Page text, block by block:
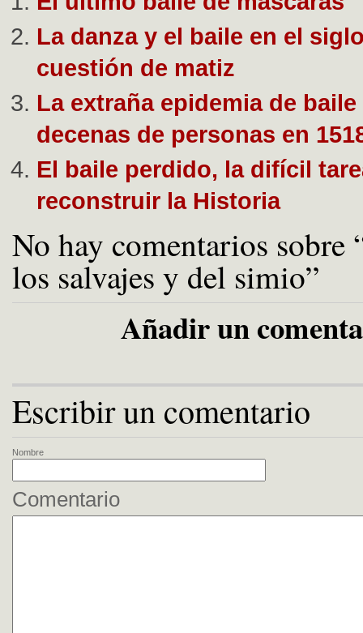
La danza y el baile en el
cuestión de matiz
La extraña epidemia de
decenas de personas en
El baile perdido, la difícil
reconstruir la Historia
No hay comentarios sobre
los salvajes y del simio”
Añadir un
Escribir un comentario
Nombre
Comentario